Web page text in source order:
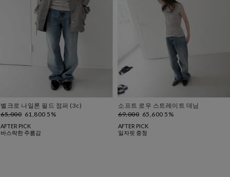
벨크로 나일론 필드 점퍼 (3c)
65,000 61,800 5%
AFTER PICK
바스락한 주름감
소프트 로우 스트레이트 데님
69,000 65,600 5%
AFTER PICK
일자핏 중청